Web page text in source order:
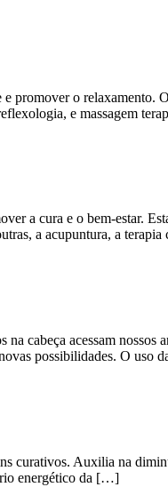
promover o relaxamento.
e massagem
a cura e o bem-estar.
a acupuntura, a
cabeça acessam
possibilidades. O
curativos. Auxilia na
energético da […]